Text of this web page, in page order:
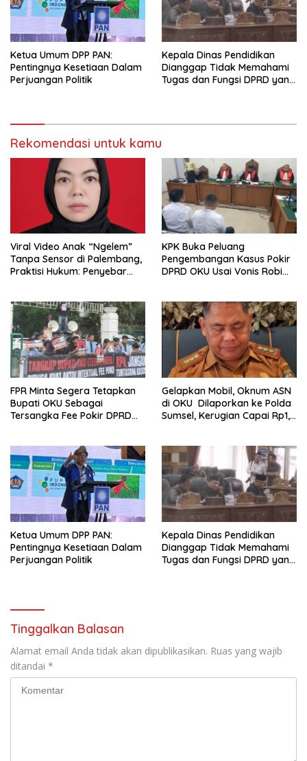
Ketua Umum DPP PAN:
Pentingnya Kesetiaan Dalam
Perjuangan Politik
Kepala Dinas Pendidikan
Dianggap Tidak Memahami
Tugas dan Fungsi DPRD yang
Rekomendasi untuk kamu
Viral Video Anak “Ngelem”
Tanpa Sensor di Palembang,
Praktisi Hukum: Penyebar
KPK Buka Peluang
Pengembangan Kasus Pokir
DPRD OKU Usai Vonis Robi
FPR Minta Segera Tetapkan
Bupati OKU Sebagai
Tersangka Fee Pokir DPRD
Gelapkan Mobil, Oknum ASN
di OKU Dilaporkan ke Polda
Sumsel, Kerugian Capai Rp1,2
Ketua Umum DPP PAN:
Pentingnya Kesetiaan Dalam
Perjuangan Politik
Kepala Dinas Pendidikan
Dianggap Tidak Memahami
Tugas dan Fungsi DPRD yang
Tinggalkan Balasan
Alamat email Anda tidak akan dipublikasikan. Ruas yang wajib
ditandai *